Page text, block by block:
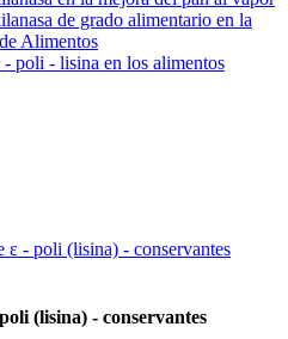
de grado alimentario en la
Alimentos
poli - lisina en los alimentos
ε - poli (lisina) - conservantes
(lisina) - conservantes